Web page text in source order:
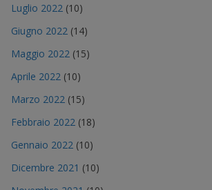
Luglio 2022 (10)
Giugno 2022 (14)
Maggio 2022 (15)
Aprile 2022 (10)
Marzo 2022 (15)
Febbraio 2022 (18)
Gennaio 2022 (10)
Dicembre 2021 (10)